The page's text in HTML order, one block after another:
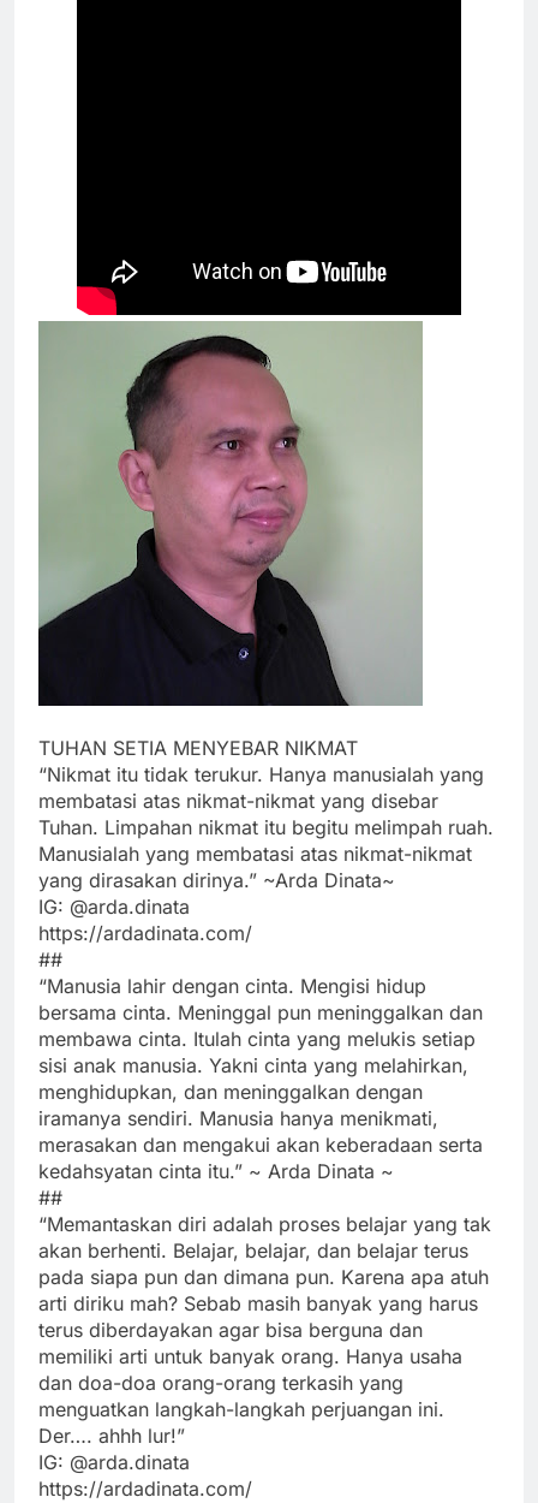
TUHAN SETIA MENYEBAR NIKMAT
“Nikmat itu tidak terukur. Hanya manusialah yang
membatasi atas nikmat-nikmat yang disebar
Tuhan. Limpahan nikmat itu begitu melimpah ruah.
Manusialah yang membatasi atas nikmat-nikmat
yang dirasakan dirinya.” ~Arda Dinata~
IG: @arda.dinata
https://ardadinata.com/
##
“Manusia lahir dengan cinta. Mengisi hidup
bersama cinta. Meninggal pun meninggalkan dan
membawa cinta. Itulah cinta yang melukis setiap
sisi anak manusia. Yakni cinta yang melahirkan,
menghidupkan, dan meninggalkan dengan
iramanya sendiri. Manusia hanya menikmati,
merasakan dan mengakui akan keberadaan serta
kedahsyatan cinta itu.” ~ Arda Dinata ~
##
“Memantaskan diri adalah proses belajar yang tak
akan berhenti. Belajar, belajar, dan belajar terus
pada siapa pun dan dimana pun. Karena apa atuh
arti diriku mah? Sebab masih banyak yang harus
terus diberdayakan agar bisa berguna dan
memiliki arti untuk banyak orang. Hanya usaha
dan doa-doa orang-orang terkasih yang
menguatkan langkah-langkah perjuangan ini.
Der…. ahhh lur!”
IG: @arda.dinata
https://ardadinata.com/